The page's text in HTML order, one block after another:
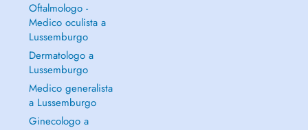
Oftalmologo -
Medico oculista a
Lussemburgo
Dermatologo a
Lussemburgo
Medico generalista
a Lussemburgo
Ginecologo a